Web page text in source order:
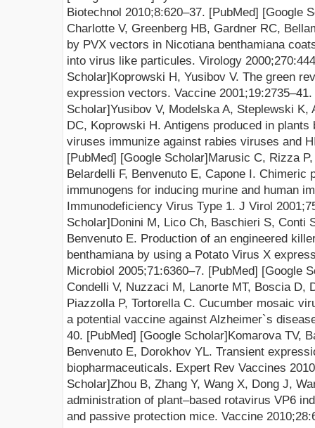
Biotechnol 2010;8:620–37. [PubMed] [Google
Charlotte V, Greenberg HB, Gardner RC,
by PVX vectors in Nicotiana benthamiana
into virus like particules. Virology 2000;
Scholar]Koprowski H, Yusibov V. The green
expression vectors. Vaccine 2001;19:2735–41.
Scholar]Yusibov V, Modelska A, Steplewski K,
DC, Koprowski H. Antigens produced in
viruses immunize against rabies viruses and
[PubMed] [Google Scholar]Marusic C, Rizza
Belardelli F, Benvenuto E, Capone I. Chimeric
immunogens for inducing murine and human
Immunodeficiency Virus Type 1. J Virol
Scholar]Donini M, Lico Ch, Baschieri S, Conti
Benvenuto E. Production of an engineered
benthamiana by using a Potato Virus X
Microbiol 2005;71:6360–7. [PubMed] [Google
Condelli V, Nuzzaci M, Lanorte MT, Boscia D,
Piazzolla P, Tortorella C. Cucumber mosaic
a potential vaccine against Alzheimer`s disea
40. [PubMed] [Google Scholar]Komarova TV,
Benvenuto E, Dorokhov YL. Transient
biopharmaceuticals. Expert Rev Vaccines
Scholar]Zhou B, Zhang Y, Wang X, Dong J,
administration of plant–based rotavirus VP6
and passive protection mice. Vaccine 2010;28